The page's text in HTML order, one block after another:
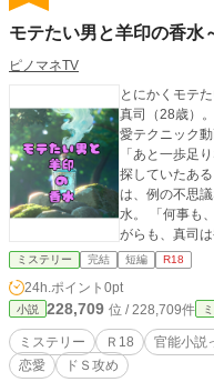
モテたい男と羊印の香水
ピノマネTV
とにかくモテ
真司（28歳）。 見た目を磨き、流行を追い、筋トレもし、恋
愛テクニック
「あと一歩足
探していたある日、
は、例の不思
水。 「何事も、ほどほどが一番じゃ」 意味深な忠告を受けな
がらも、真司は香水を手
る。 振れば振
ィタッチ──今まで
歯止めが効か
は“求められる側
ることは、本
で、どこからが罰なのか。 香水
るのは── 「過
ミステリー 完結 短編 R18
24h.ポイント 0pt
小説 228,709 位 / 228,709件
ミステリー Ｒ18 官能小説
恋愛
ドＳ攻め